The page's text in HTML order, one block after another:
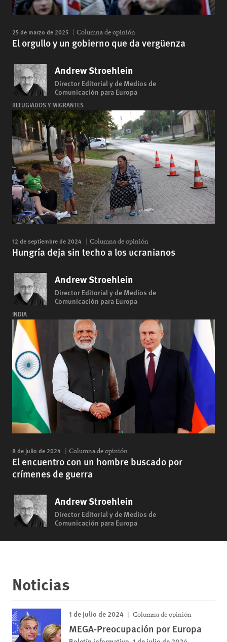
25 de marzo de 2025 Columna de opinión
El orgullo y un gobierno que da vergüenza
Andrew Stroehlein
Director Editorial y de Medios de
Comunicación para Europa
REFUGIADOS Y MIGRANTES
12 de septiembre de 2024 Columna de opinión
Hungría deja sin techo a los ucranianos
Andrew Stroehlein
Director Editorial y de Medios de
Comunicación para Europa
INDIA
8 de julio de 2024 Columna de opinión
El encuentro con un hombre buscado por
crímenes de guerra
Andrew Stroehlein
Director Editorial y de Medios de
Comunicación para Europa
Noticias
1 de julio de 2024 Columna de opinión
MEGA-Preocupación por Europa